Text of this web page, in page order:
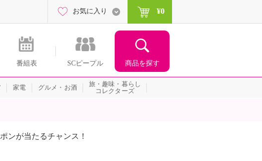
番組表 SCピープル 商品を探す
お気に入り ¥0
家電 グルメ・お酒
旅・趣味・暮らし
コレクターズ
ンが当たるチャンス！